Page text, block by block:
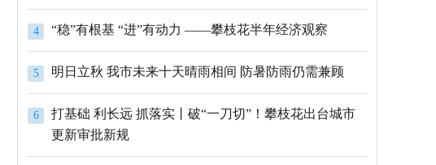
4 “稳”有根基 “进”有动力 ——攀枝花半年经济观察
5 明日立秋 我市未来十天晴雨相间 防暑防雨仍需兼顾
6
打基础 利长远 抓落实丨破“一刀切”！攀枝花出台城市
更新审批新规